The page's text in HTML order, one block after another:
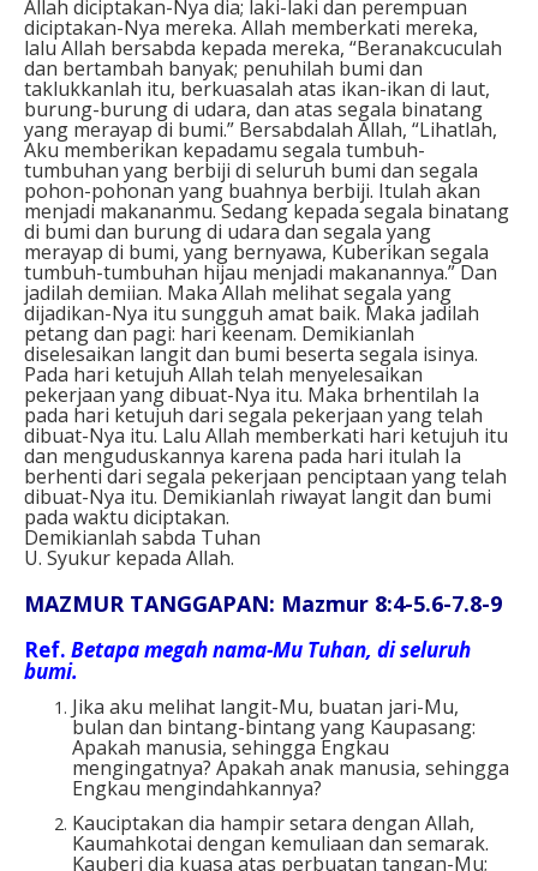
Allah diciptakan-Nya dia; laki-laki dan perempuan
diciptakan-Nya mereka. Allah memberkati mereka,
lalu Allah bersabda kepada mereka, “Beranakcuculah
dan bertambah banyak; penuhilah bumi dan
taklukkanlah itu, berkuasalah atas ikan-ikan di laut,
burung-burung di udara, dan atas segala binatang
yang merayap di bumi.” Bersabdalah Allah, “Lihatlah,
Aku memberikan kepadamu segala tumbuh-
tumbuhan yang berbiji di seluruh bumi dan segala
pohon-pohonan yang buahnya berbiji. Itulah akan
menjadi makananmu. Sedang kepada segala binatang
di bumi dan burung di udara dan segala yang
merayap di bumi, yang bernyawa, Kuberikan segala
tumbuh-tumbuhan hijau menjadi makanannya.” Dan
jadilah demiian. Maka Allah melihat segala yang
dijadikan-Nya itu sungguh amat baik. Maka jadilah
petang dan pagi: hari keenam. Demikianlah
diselesaikan langit dan bumi beserta segala isinya.
Pada hari ketujuh Allah telah menyelesaikan
pekerjaan yang dibuat-Nya itu. Maka brhentilah Ia
pada hari ketujuh dari segala pekerjaan yang telah
dibuat-Nya itu. Lalu Allah memberkati hari ketujuh itu
dan menguduskannya karena pada hari itulah Ia
berhenti dari segala pekerjaan penciptaan yang telah
dibuat-Nya itu. Demikianlah riwayat langit dan bumi
pada waktu diciptakan.
Demikianlah sabda Tuhan
U. Syukur kepada Allah.
MAZMUR TANGGAPAN: Mazmur 8:4-5.6-7.8-9
Ref. Betapa megah nama-Mu Tuhan, di seluruh
bumi.
Jika aku melihat langit-Mu, buatan jari-Mu,
bulan dan bintang-bintang yang Kaupasang:
Apakah manusia, sehingga Engkau
mengingatnya? Apakah anak manusia, sehingga
Engkau mengindahkannya?
Kauciptakan dia hampir setara dengan Allah,
Kaumahkotai dengan kemuliaan dan semarak.
Kauberi dia kuasa atas perbuatan tangan-Mu;